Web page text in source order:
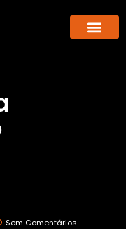
Sem Comentários